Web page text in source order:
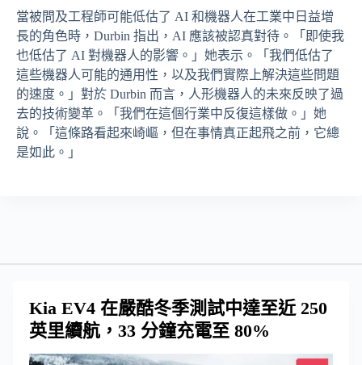
當被問及工程師可能低估了 AI 和機器人在工業中日益增
長的角色時，Durbin 指出，AI 應該被認真對待。「即使我
也低估了 AI 對機器人的影響。」她表示。「我們低估了
這些機器人可能的通用性，以及我們實際上解決這些問題
的速度。」對於 Durbin 而言，人形機器人的未來反映了過
去的技術變革。「我們在這個行業中反復這樣做。」她
說。「這條路看起來崎嶇，但在事情真正起飛之前，它總
是如此。」
Kia EV4 在嚴酷冬季測試中達至近 250
英里續航，33 分鐘充電至 80%